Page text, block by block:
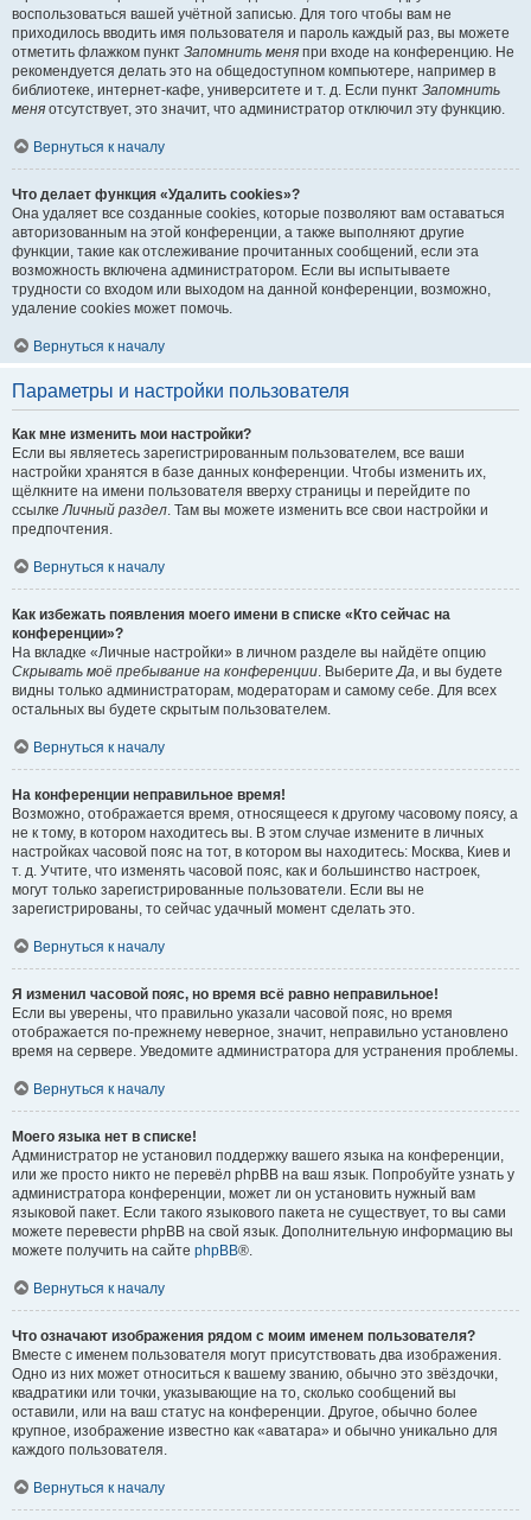
воспользоваться вашей учётной записью. Для того чтобы вам не
приходилось вводить имя пользователя и пароль каждый раз, вы можете
отметить флажком пункт Запомнить меня при входе на конференцию. Не
рекомендуется делать это на общедоступном компьютере, например в
библиотеке, интернет-кафе, университете и т. д. Если пункт Запомнить
меня отсутствует, это значит, что администратор отключил эту функцию.
Вернуться к началу
Что делает функция «Удалить cookies»?
Она удаляет все созданные cookies, которые позволяют вам оставаться
авторизованным на этой конференции, а также выполняют другие
функции, такие как отслеживание прочитанных сообщений, если эта
возможность включена администратором. Если вы испытываете
трудности со входом или выходом на данной конференции, возможно,
удаление cookies может помочь.
Вернуться к началу
Параметры и настройки пользователя
Как мне изменить мои настройки?
Если вы являетесь зарегистрированным пользователем, все ваши
настройки хранятся в базе данных конференции. Чтобы изменить их,
щёлкните на имени пользователя вверху страницы и перейдите по
ссылкеЛичный раздел. Там вы можете изменить все свои настройки и
предпочтения.
Вернуться к началу
Как избежать появления моего имени в списке «Кто сейчас на
конференции»?
На вкладке «Личные настройки» в личном разделе вы найдёте опцию
Скрывать моё пребывание на конференции. ВыберитеДа, и вы будете
видны только администраторам, модераторам и самому себе. Для всех
остальных вы будете скрытым пользователем.
Вернуться к началу
На конференции неправильное время!
Возможно, отображается время, относящееся к другому часовому поясу, а
не к тому, в котором находитесь вы. В этом случае измените в личных
настройках часовой пояс на тот, в котором вы находитесь: Москва, Киев и
т. д. Учтите, что изменять часовой пояс, как и большинство настроек,
могут только зарегистрированные пользователи. Если вы не
зарегистрированы, то сейчас удачный момент сделать это.
Вернуться к началу
Я изменил часовой пояс, но время всё равно неправильное!
Если вы уверены, что правильно указали часовой пояс, но время
отображается по-прежнему неверное, значит, неправильно установлено
время на сервере. Уведомите администратора для устранения проблемы.
Вернуться к началу
Моего языка нет в списке!
Администратор не установил поддержку вашего языка на конференции,
или же просто никто не перевёл phpBB на ваш язык. Попробуйте узнать у
администратора конференции, может ли он установить нужный вам
языковой пакет. Если такого языкового пакета не существует, то вы сами
можете перевести phpBB на свой язык. Дополнительную информацию вы
можете получить на сайте phpBB®.
Вернуться к началу
Что означают изображения рядом с моим именем пользователя?
Вместе с именем пользователя могут присутствовать два изображения.
Одно из них может относиться к вашему званию, обычно это звёздочки,
квадратики или точки, указывающие на то, сколько сообщений вы
оставили, или на ваш статус на конференции. Другое, обычно более
крупное, изображение известно как «аватара» и обычно уникально для
каждого пользователя.
Вернуться к началу